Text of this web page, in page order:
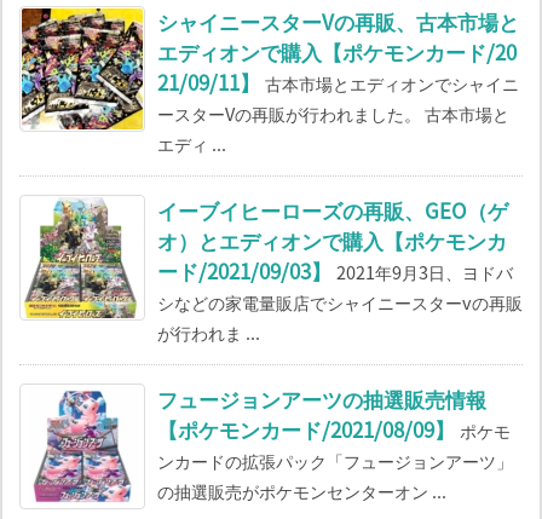
シャイニースターVの再販、古本市場と
エディオンで購入【ポケモンカード/20
21/09/11】
古本市場とエディオンでシャイニ
ースターVの再販が行われました。 古本市場と
エディ ...
イーブイヒーローズの再販、GEO（ゲ
オ）とエディオンで購入【ポケモンカ
ード/2021/09/03】
2021年9月3日、ヨドバ
シなどの家電量販店でシャイニースターvの再販
が行われま ...
フュージョンアーツの抽選販売情報
【ポケモンカード/2021/08/09】
ポケモ
ンカードの拡張パック「フュージョンアーツ」
の抽選販売がポケモンセンターオン ...